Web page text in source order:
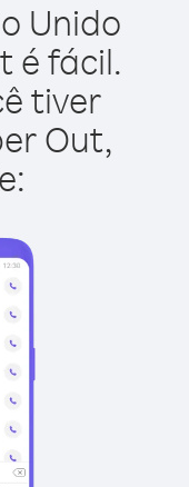
Unido
é fácil.
tiver
Out,